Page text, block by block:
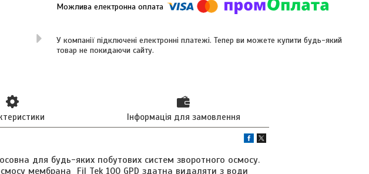
У компанії підключені електронні платежі. Тепер ви можете купити будь-який
товар не покидаючи сайту.
Інформація для замовлення
для будь-яких побутових систем зворотного осмосу.
мембрана Fil Tek 100 GPD здатна видаляти з води